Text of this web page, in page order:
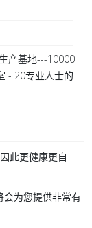
产基地---10000
- 20专业人士的
此更健康更自
会为您提供非常有